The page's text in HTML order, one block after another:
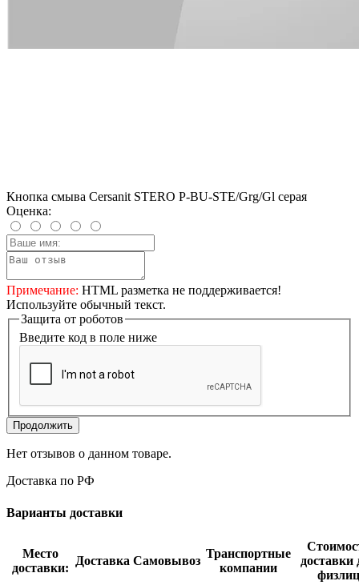
Кнопка смыва Cersanit STERO P-BU-STE/Grg/Gl серая
Оценка:
Примечание: HTML разметка не поддерживается!
Используйте обычный текст.
Защита от роботов
Введите код в поле ниже
Продолжить
Нет отзывов о данном товаре.
Доставка по РФ
Варианты доставки
Место
доставки:
Доставка Самовывоз
Транспортные
компании
доставки
физлиц